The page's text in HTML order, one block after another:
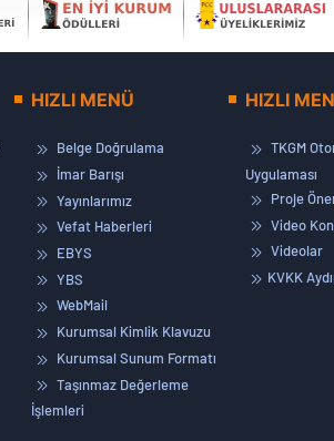
HIZLI MENÜ
Belge Doğrulama
İmar Barışı
Yayınlarımız
Vefat Haberleri
EBYS
YBS
WebMail
Kurumsal Kimlik Klavuzu
Kurumsal Sunum Formatı
Taşınmaz Değerleme
İşlemleri
HIZLI
TKGM
Uygulaması
Proje
Video
Videolar
KVKK